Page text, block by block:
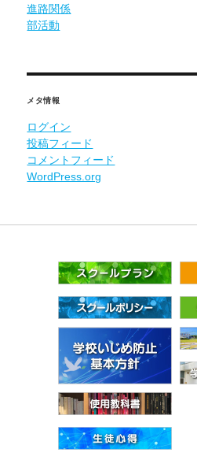
進路関係
部活動
メタ情報
ログイン
投稿フィード
コメントフィード
WordPress.org